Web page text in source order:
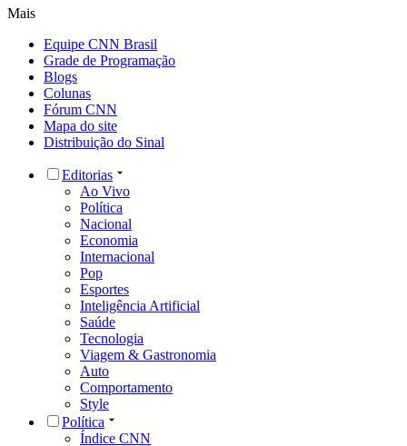
Mais
Equipe CNN Brasil
Grade de Programação
Blogs
Colunas
Fórum CNN
Mapa do site
Distribuição do Sinal
Editorias
Ao Vivo
Política
Nacional
Economia
Internacional
Pop
Esportes
Inteligência Artificial
Saúde
Tecnologia
Viagem & Gastronomia
Auto
Comportamento
Style
Política
Índice CNN